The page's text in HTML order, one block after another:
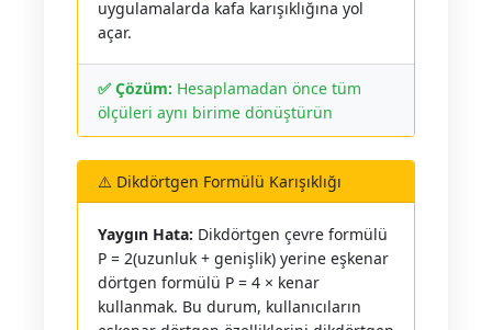
uygulamalarda kafa karışıklığına yol
açar.
✅ Çözüm: Hesaplamadan önce tüm
ölçüleri aynı birime dönüştürün
⚠️ Dikdörtgen Formülü Karışıklığı
Yaygın Hata: Dikdörtgen çevre formülü
P = 2(uzunluk + genişlik) yerine eşkenar
dörtgen formülü P = 4 × kenar
kullanmak. Bu durum, kullanıcıların